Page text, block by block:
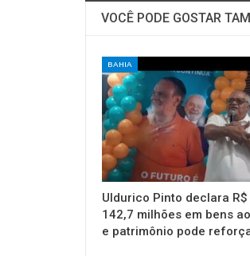
VOCÊ PODE GOSTAR
BAHIA
Uldurico Pinto declara R$
142,7 milhões em bens
e patrimônio pode